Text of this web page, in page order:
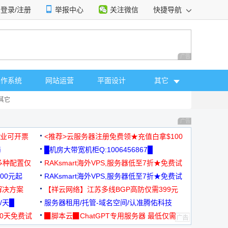
登录/注册 举报中心 关注微信 快捷导航
广告 商业广告，理
系统 网站运营 平面设计 其它
它
广告 商业广告，理
可开票
<推荐>云服务器注册免费领★充值白拿$100
█机房大带宽机柜Q:1006456867█
种配置仅
RAKsmart海外VPS,服务器低至7折★免费试
用★
元起
RAKsmart海外VPS,服务器低至7折★免费试
用★
决方案
【祥云网络】江苏多线BGP高防仅需399元
█
服务器租用/托管-域名空间/认准腾佑科技
免费试
▉脚本云▉ChatGPT专用服务器 最低仅需